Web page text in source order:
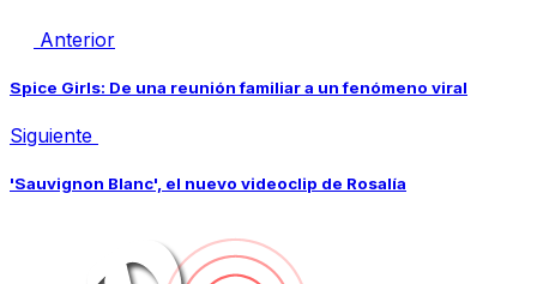
Anterior
Spice Girls: De una reunión familiar a un fenómeno viral
Siguiente
'Sauvignon Blanc', el nuevo videoclip de Rosalía